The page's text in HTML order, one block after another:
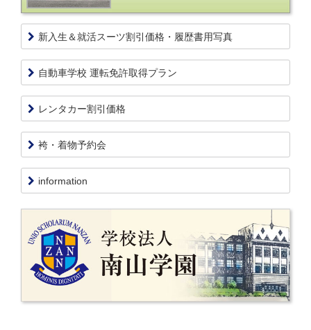
新入生＆就活スーツ割引価格・履歴書用写真
自動車学校 運転免許取得プラン
レンタカー割引価格
袴・着物予約会
information